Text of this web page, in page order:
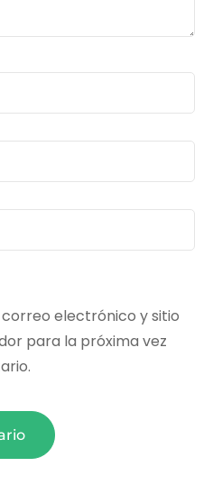
electrónico y sitio
para la próxima vez